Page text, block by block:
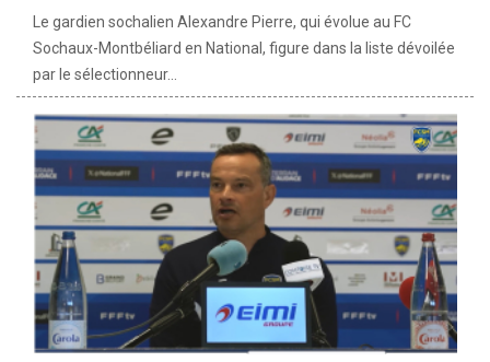
Le gardien sochalien Alexandre Pierre, qui évolue au FC
Sochaux-Montbéliard en National, figure dans la liste dévoilée
par le sélectionneur...